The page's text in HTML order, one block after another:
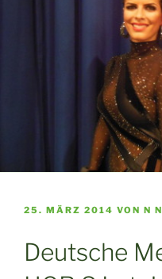
VERÖFFENTLICHT
25. MÄRZ 2014 VON N N
Deutsche